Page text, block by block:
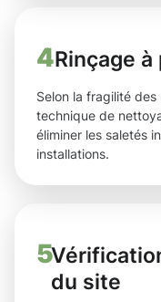
4Rinçage
Selon la fragilité
technique de
éliminer les saletés
installations.
5
du site